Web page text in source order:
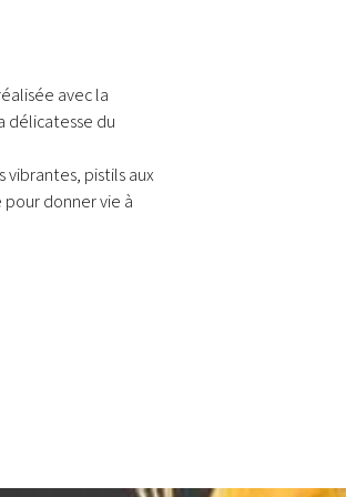
avec la
du
vibrantes, pistils aux
donner vie à